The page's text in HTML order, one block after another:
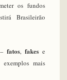
os fundos
Brasileirão
fatos, fakes e
exemplos mais